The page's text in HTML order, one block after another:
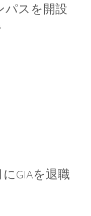
パスを開設
GIAを退職